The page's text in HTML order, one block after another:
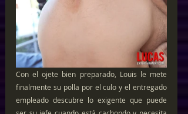
Con el ojete bien preparado, Louis le mete
finalmente su polla por el culo y el entregado
empleado descubre lo exigente que puede